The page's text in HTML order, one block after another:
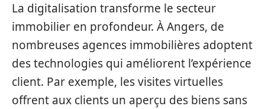
La digitalisation transforme le secteur
immobilier en profondeur. À Angers, de
nombreuses agences immobilières adoptent
des technologies qui améliorent l’expérience
client. Par exemple, les visites virtuelles
offrent aux clients un aperçu des biens sans